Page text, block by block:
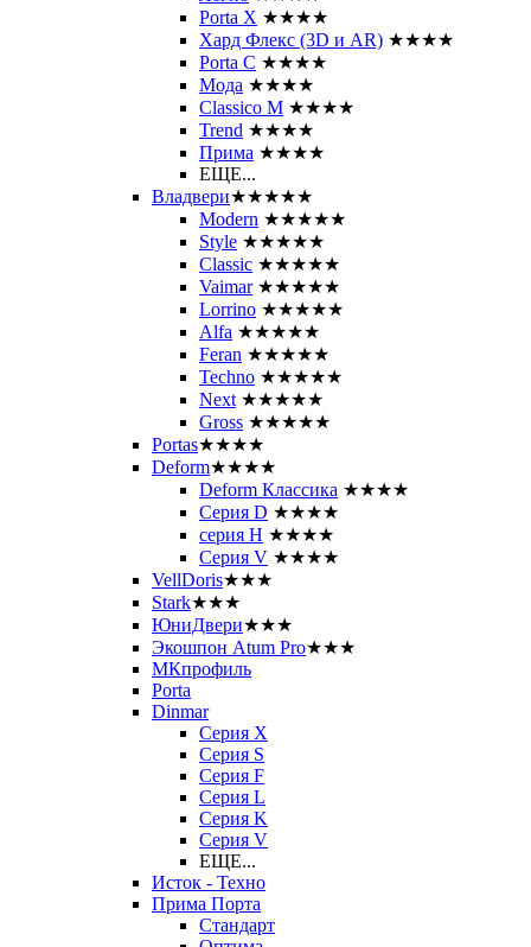
Porta X ★★★★
Хард Флекс (3D и AR) ★★★★
Porta C ★★★★
Мода ★★★★
Classico M ★★★★
Trend ★★★★
Прима ★★★★
ЕЩЕ...
Владвери★★★★★
Modern ★★★★★
Style ★★★★★
Classic ★★★★★
Vaimar ★★★★★
Lorrino ★★★★★
Alfa ★★★★★
Feran ★★★★★
Techno ★★★★★
Next ★★★★★
Gross ★★★★★
Portas★★★★
Deform★★★★
Deform Классика ★★★★
Серия D ★★★★
серия H ★★★★
Серия V ★★★★
VellDoris★★★
Stark★★★
ЮниДвери★★★
Экошпон Atum Pro★★★
МКпрофиль
Porta
Dinmar
Серия X
Серия S
Серия F
Серия L
Серия K
Серия V
ЕЩЕ...
Исток - Техно
Прима Порта
Стандарт